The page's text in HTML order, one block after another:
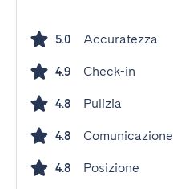
5.0 Accuratezza
4.9 Check-in
4.8 Pulizia
4.8 Comunicazione
4.8 Posizione